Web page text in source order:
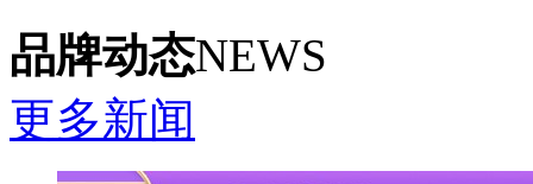
品牌动态NEWS
更多新闻